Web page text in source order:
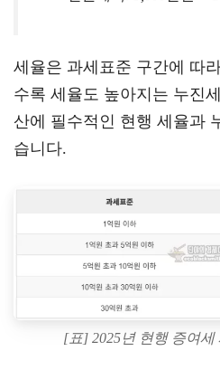
세율은 과세표준 구간에 따
수록 세율도 높아지는 누진
산에 필수적인 현행 세율과
습니다.
[표] 2025년 현행 증여